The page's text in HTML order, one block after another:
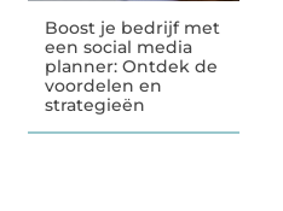
Boost je bedrijf met
een social media
planner: Ontdek de
voordelen en
strategieën